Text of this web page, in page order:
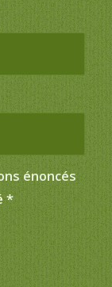
énoncés
*